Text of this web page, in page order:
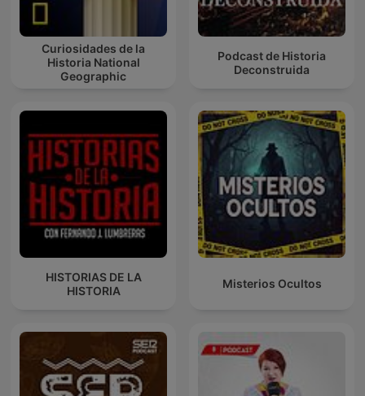
Curiosidades de la
Historia National
Geographic
Podcast de Historia
Deconstruida
HISTORIAS DE LA
HISTORIA
Misterios Ocultos